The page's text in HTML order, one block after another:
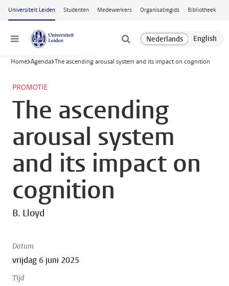
Ga naar hoofdinhoud
Universiteit Leiden Studenten Medewerkers Organisatiegids Bibliotheek
Menu
Home Agenda The ascending arousal system and its impact on cognition
PROMOTIE
The ascending
arousal system
and its impact on
cognition
B. Lloyd
Datum
vrijdag 6 juni 2025
Tijd